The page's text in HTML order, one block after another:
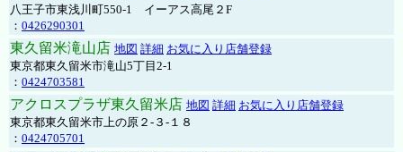
八王子市東浅川町550-1 イーアス高尾２F
： 0426290301
東久留米滝山店 地図 詳細 お気に入り店舗登録
東京都東久留米市滝山5丁目2-1
： 0424703581
アクロスプラザ東久留米店 地図 詳細 お気に入り店舗登録
東京都東久留米市上の原２-３-１８
： 0424705701